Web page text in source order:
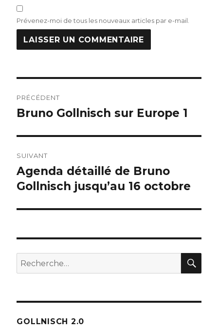
Prévenez-moi de tous les nouveaux articles par e-mail.
de
PRÉCÉDENT
Publication
Bruno Gollnisch sur Europe 1
SUIVANT
Publication
suivante :
Agenda détaillé de Bruno
Gollnisch jusqu’au 16 octobre
Recherche
pour :
GOLLNISCH 2.0